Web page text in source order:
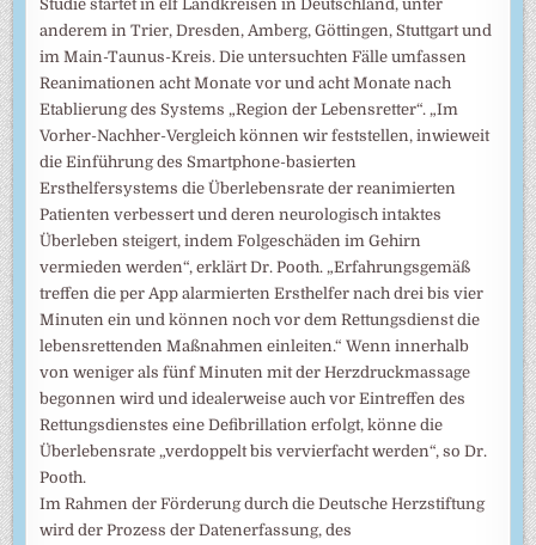
Studie startet in elf Landkreisen in Deutschland, unter
anderem in Trier, Dresden, Amberg, Göttingen, Stuttgart und
im Main-Taunus-Kreis. Die untersuchten Fälle umfassen
Reanimationen acht Monate vor und acht Monate nach
Etablierung des Systems „Region der Lebensretter“. „Im
Vorher-Nachher-Vergleich können wir feststellen, inwieweit
die Einführung des Smartphone-basierten
Ersthelfersystems die Überlebensrate der reanimierten
Patienten verbessert und deren neurologisch intaktes
Überleben steigert, indem Folgeschäden im Gehirn
vermieden werden“, erklärt Dr. Pooth. „Erfahrungsgemäß
treffen die per App alarmierten Ersthelfer nach drei bis vier
Minuten ein und können noch vor dem Rettungsdienst die
lebensrettenden Maßnahmen einleiten.“ Wenn innerhalb
von weniger als fünf Minuten mit der Herzdruckmassage
begonnen wird und idealerweise auch vor Eintreffen des
Rettungsdienstes eine Defibrillation erfolgt, könne die
Überlebensrate „verdoppelt bis vervierfacht werden“, so Dr.
Pooth.
Im Rahmen der Förderung durch die Deutsche Herzstiftung
wird der Prozess der Datenerfassung, des